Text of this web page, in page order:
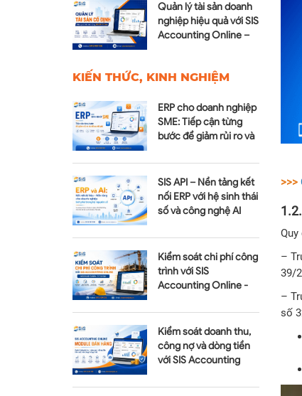
Quản lý tài sản doanh
nghiệp hiệu quả với SIS
Accounting Online –
KIẾN THỨC, KINH NGHIỆM
ERP cho doanh nghiệp
SME: Tiếp cận từng
bước để giảm rủi ro và
SIS API – Nền tảng kết
nối ERP với hệ sinh thái
số và công nghệ AI
Kiểm soát chi phí công
trình với SIS
Accounting Online -
Kiểm soát doanh thu,
công nợ và dòng tiền
với SIS Accounting
hàng
>>>
–
39/
–
số